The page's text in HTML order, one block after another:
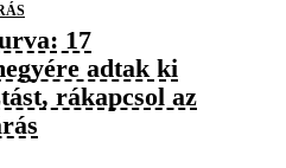
17
adtak ki
rákapcsol az